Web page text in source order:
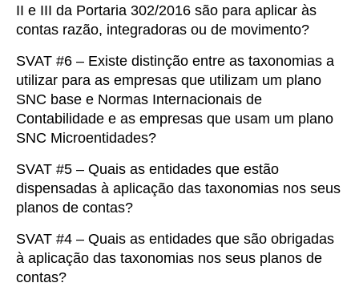
II e III da Portaria 302/2016 são para aplicar às
contas razão, integradoras ou de movimento?
SVAT #6 – Existe distinção entre as taxonomias a
utilizar para as empresas que utilizam um plano
SNC base e Normas Internacionais de
Contabilidade e as empresas que usam um plano
SNC Microentidades?
SVAT #5 – Quais as entidades que estão
dispensadas à aplicação das taxonomias nos seus
planos de contas?
SVAT #4 – Quais as entidades que são obrigadas
à aplicação das taxonomias nos seus planos de
contas?